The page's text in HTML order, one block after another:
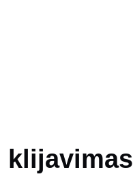
klijavimas